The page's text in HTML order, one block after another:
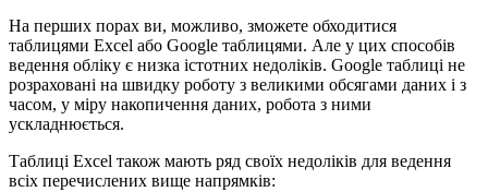
На перших порах ви, можливо, зможете обходитися
таблицями Excel або Google таблицями. Але у цих способів
ведення обліку є низка істотних недоліків. Google таблиці не
розраховані на швидку роботу з великими обсягами даних і з
часом, у міру накопичення даних, робота з ними
ускладнюється.
Таблиці Excel також мають ряд своїх недоліків для ведення
всіх перечислених вище напрямків: